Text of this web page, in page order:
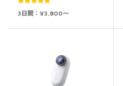
5段階中
3日間：¥3,800～